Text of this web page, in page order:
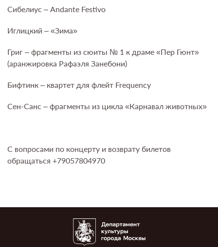
Сибелиус – Andante Festivo
Иглицкий – «Зима»
Григ – фрагменты из сюиты № 1 к драме «Пер Гюнт»
(аранжировка Рафаэля Занебони)
Бифтинк – квартет для флейт Frequency
Сен-Санс – фрагменты из цикла «Карнавал животных»
С вопросами по концерту и возврату билетов
обращаться +79057804970